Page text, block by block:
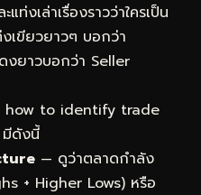
ท่งเล่าเรื่องราวว่าใครเป็น
เขียวยาวๆ บอกว่า
งยาวบอกว่า Seller
how to identify trade
ดังนี้
— ดูว่าตลาดกำลัง
+ Higher Lows) หรือ